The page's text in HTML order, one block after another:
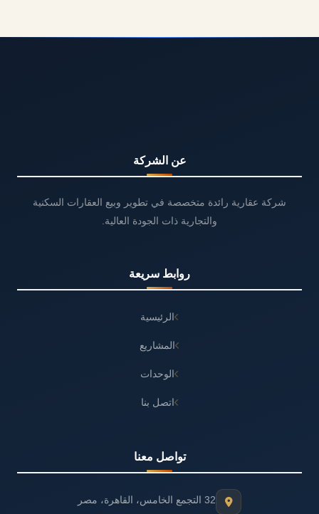
عن الشركة
شركة عقارية رائدة متخصصة في تطوير وبيع العقارات السكنية
والتجارية ذات الجودة العالية.
روابط سريعة
الرئيسية
المشاريع
الوحدات
اتصل بنا
تواصل معنا
32 التجمع الخامس، القاهرة، مصر